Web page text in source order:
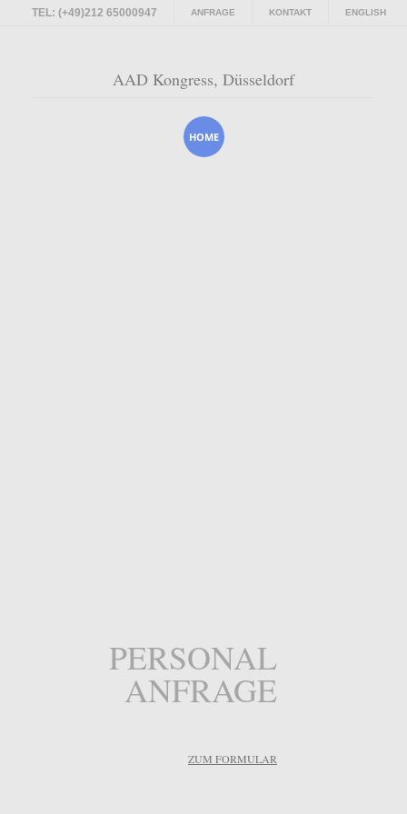
TEL: (+49)212 65000947 ENGLISH
ANFRAGE KONTAKT
HOME
AAD Kongress, Düsseldorf
AAD Kongress, Düsseldorf
PERSONAL
ANFRAGE
ZUM FORMULAR